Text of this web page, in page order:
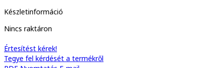
Készletinformáció
Nincs raktáron
Értesítést kérek!
Tegye fel kérdését a termékről